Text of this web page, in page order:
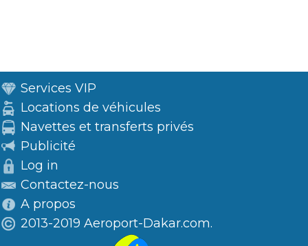
Services VIP
Locations de véhicules
Navettes et transferts privés
Publicité
Log in
Contactez-nous
A propos
2013-2019 Aeroport-Dakar.com.